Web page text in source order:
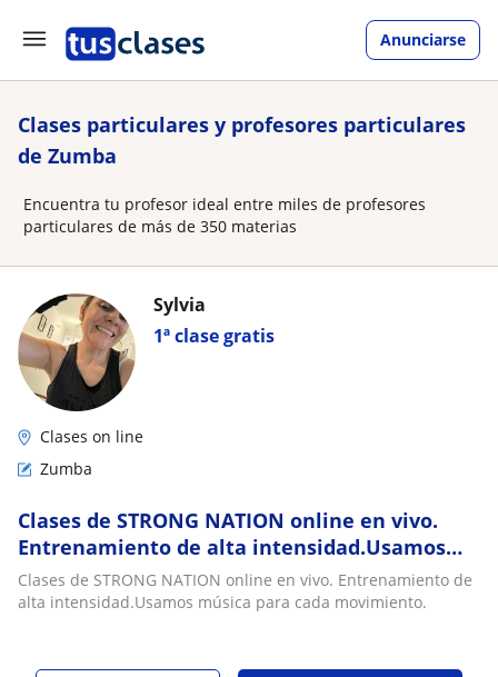
Anunciarse
Clases particulares y profesores particulares
de Zumba
Encuentra tu profesor ideal entre miles de profesores
particulares de más de 350 materias
1ª clase gratis
Sylvia
Clases on line
Zumba
Clases de STRONG NATION online en vivo.
Entrenamiento de alta intensidad.Usamos
música para cada movimiento
Clases de STRONG NATION online en vivo. Entrenamiento de
alta intensidad.Usamos música para cada movimiento.